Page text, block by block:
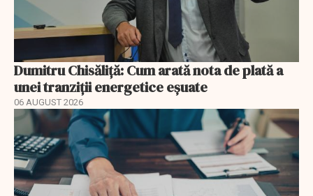
Dumitru Chisăliță: Cum arată nota de plată a
unei tranziții energetice eșuate
06 AUGUST 2026